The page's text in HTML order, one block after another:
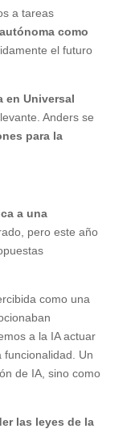
a tareas
como
el futuro
en Universal
Anders se
para la
a una
pero este año
como una
a la IA actuar
Un
de IA, sino como
las leyes de la